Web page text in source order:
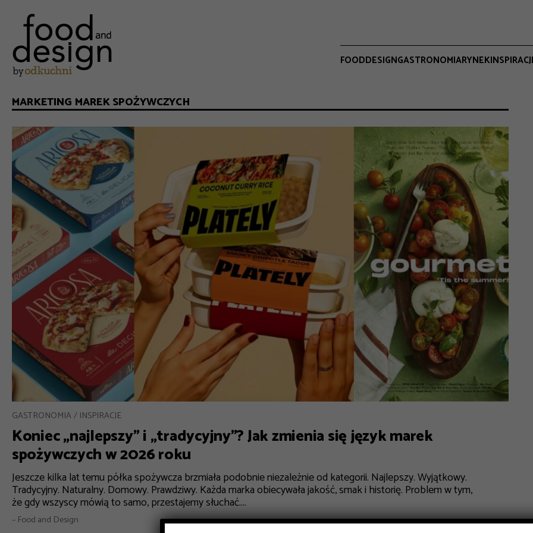
FOODDESIGNGASTRONOMIARYNEK
MARKETING MAREK SPOŻYWCZYCH
GASTRONOMIA INSPIRACJE
Koniec „najlepszy” i „tradycyjny”? Jak zmienia się język marek
spożywczych w 2026 roku
Jeszcze kilka lat temu półka spożywcza brzmiała podobnie niezależnie od kategorii. Najlepszy. Wyjątkowy.
Tradycyjny. Naturalny. Domowy. Prawdziwy. Każda marka obiecywała jakość, smak i historię. Problem w tym,
że gdy wszyscy mówią to samo, przestajemy słuchać....
– Food and Design